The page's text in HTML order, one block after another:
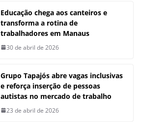
Educação chega aos canteiros e
transforma a rotina de
trabalhadores em Manaus
30 de abril de 2026
Grupo Tapajós abre vagas inclusivas
e reforça inserção de pessoas
autistas no mercado de trabalho
23 de abril de 2026